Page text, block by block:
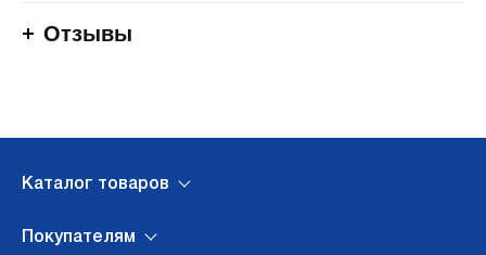
Отзывы
Каталог товаров
Покупателям